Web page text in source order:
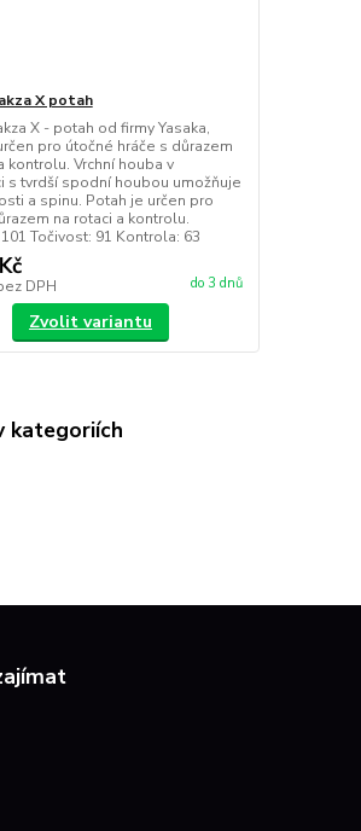
X potah
X - potah od firmy Yasaka,
pro útočné hráče s důrazem
kontrolu. Vrchní houba v
s tvrdší spodní houbou umožňuje
a spinu. Potah je určen pro
na rotaci a kontrolu.
Točivost: 91 Kontrola: 63
DPH do 3 dnů
Zvolit variantu
kategoriích